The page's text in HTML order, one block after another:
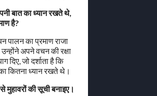
बात का ध्यान रखते थे,
है?
पालन का प्रमाण राजा
अपने वचन की रक्षा
दिए, जो दर्शाता है कि
कितना ध्यान रखते थे।
मुहावरों की सूची बनाइए।